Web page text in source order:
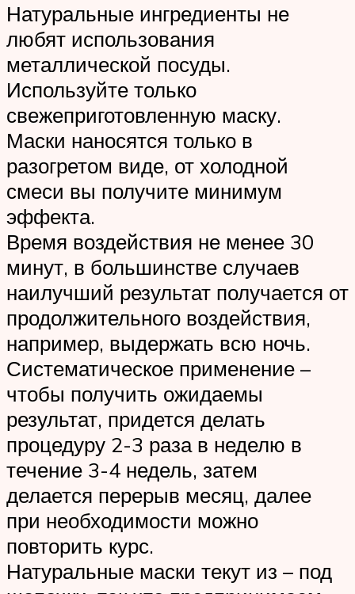
Натуральные ингредиенты не
любят использования
металлической посуды.
Используйте только
свежеприготовленную маску.
Маски наносятся только в
разогретом виде, от холодной
смеси вы получите минимум
эффекта.
Время воздействия не менее 30
минут, в большинстве случаев
наилучший результат получается от
продолжительного воздействия,
например, выдержать всю ночь.
Систематическое применение –
чтобы получить ожидаемы
результат, придется делать
процедуру 2-3 раза в неделю в
течение 3-4 недель, затем
делается перерыв месяц, далее
при необходимости можно
повторить курс.
Натуральные маски текут из – под